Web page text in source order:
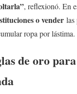
, reflexionó. En
o vender las
ropa por lástima.
de oro